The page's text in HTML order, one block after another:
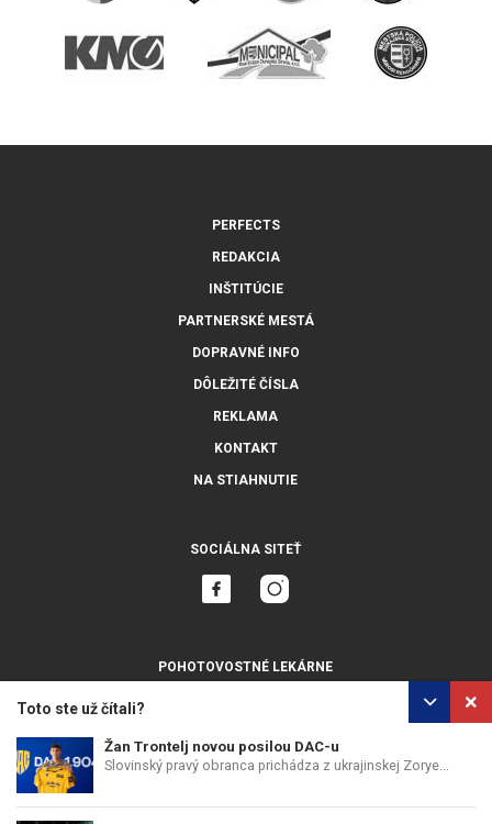
Toto ste už čítali?
Žan Trontelj novou posilou DAC-u
Slovinský pravý obranca prichádza z ukrajinskej Zorye...
PERFECTS
REDAKCIA
INŠTITÚCIE
PARTNERSKÉ MESTÁ
DOPRAVNÉ INFO
DÔLEŽITÉ ČÍSLA
REKLAMA
KONTAKT
NA STIAHNUTIE
SOCIÁLNA SITEŤ
POHOTOVOSTNÉ LEKÁRNE
OCHRANA OSOBNÝCH ÚDAJOV